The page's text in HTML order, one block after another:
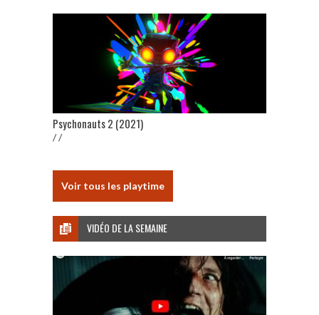
Psychonauts 2 (2021)
/ /
Voir tous les playtime
VIDÉO DE LA SEMAINE